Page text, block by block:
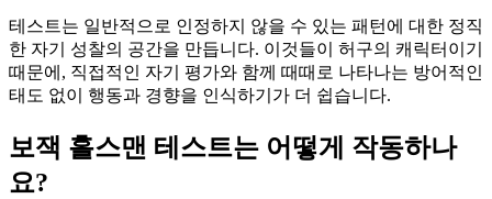
테스트는 일반적으로 인정하지 않을 수 있는 패턴에 대한 정직
한 자기 성찰의 공간을 만듭니다. 이것들이 허구의 캐릭터이기
때문에, 직접적인 자기 평가와 함께 때때로 나타나는 방어적인
태도 없이 행동과 경향을 인식하기가 더 쉽습니다.
보잭 홀스맨 테스트는 어떻게 작동하나
요?